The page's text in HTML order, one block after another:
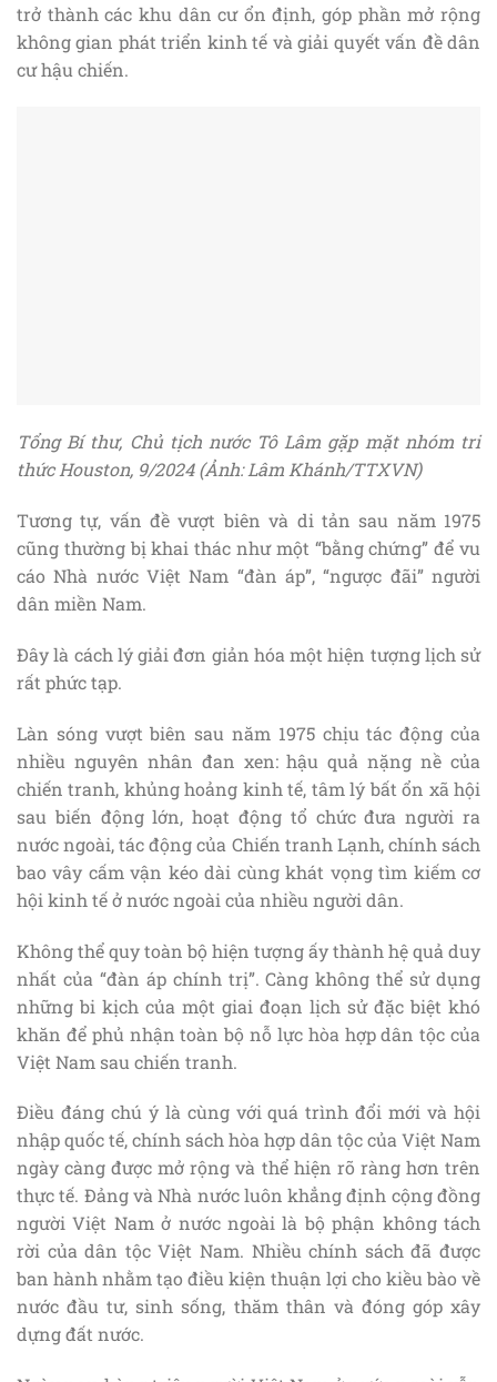
trở thành các khu dân cư ổn định, góp phần mở rộng
không gian phát triển kinh tế và giải quyết vấn đề dân
cư hậu chiến.
Tổng Bí thư, Chủ tịch nước Tô Lâm gặp mặt nhóm tri
thức Houston, 9/2024 (Ảnh: Lâm Khánh/TTXVN)
Tương tự, vấn đề vượt biên và di tản sau năm 1975
cũng thường bị khai thác như một “bằng chứng” để vu
cáo Nhà nước Việt Nam “đàn áp”, “ngược đãi” người
dân miền Nam.
Đây là cách lý giải đơn giản hóa một hiện tượng lịch sử
rất phức tạp.
Làn sóng vượt biên sau năm 1975 chịu tác động của
nhiều nguyên nhân đan xen: hậu quả nặng nề của
chiến tranh, khủng hoảng kinh tế, tâm lý bất ổn xã hội
sau biến động lớn, hoạt động tổ chức đưa người ra
nước ngoài, tác động của Chiến tranh Lạnh, chính sách
bao vây cấm vận kéo dài cùng khát vọng tìm kiếm cơ
hội kinh tế ở nước ngoài của nhiều người dân.
Không thể quy toàn bộ hiện tượng ấy thành hệ quả duy
nhất của “đàn áp chính trị”. Càng không thể sử dụng
những bi kịch của một giai đoạn lịch sử đặc biệt khó
khăn để phủ nhận toàn bộ nỗ lực hòa hợp dân tộc của
Việt Nam sau chiến tranh.
Điều đáng chú ý là cùng với quá trình đổi mới và hội
nhập quốc tế, chính sách hòa hợp dân tộc của Việt Nam
ngày càng được mở rộng và thể hiện rõ ràng hơn trên
thực tế. Đảng và Nhà nước luôn khẳng định cộng đồng
người Việt Nam ở nước ngoài là bộ phận không tách
rời của dân tộc Việt Nam. Nhiều chính sách đã được
ban hành nhằm tạo điều kiện thuận lợi cho kiều bào về
nước đầu tư, sinh sống, thăm thân và đóng góp xây
dựng đất nước.